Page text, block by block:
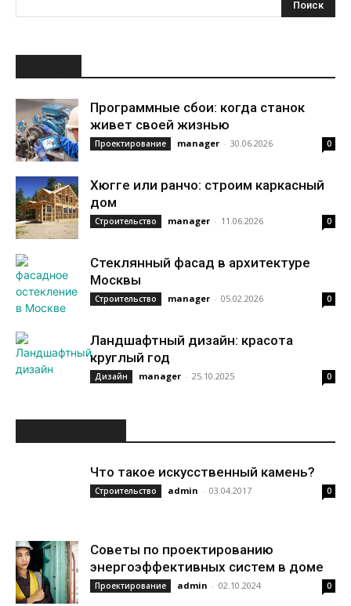
Программные сбои: когда станок
живет своей жизнью
Проектирование manager - 30.06.2026 0
Хюгге или ранчо: строим каркасный
дом
Строительство manager - 11.06.2026 0
Стеклянный фасад в архитектуре
Москвы
Строительство manager - 05.02.2026 0
Ландшафтный дизайн: красота
круглый год
Дизайн manager - 25.10.2025 0
Что такое искусственный камень?
Строительство admin - 03.04.2017 0
Советы по проектированию
энергоэффективных систем в доме
Проектирование admin - 02.10.2024 0